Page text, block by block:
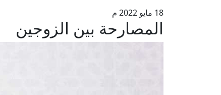
18 مايو 2022 م
المصارحة بين الزوجين